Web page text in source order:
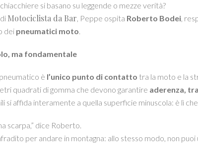
si basano su leggende o mezze verità?
Motociclista da Bar, Peppe ospita Roberto Bodei,
dei pneumatici moto.
ma fondamentale
è l’unico punto di contatto tra la moto e la
quadrati di gomma che devono garantire aderenza,
si affida interamente a quella superficie minuscola: è lì
scarpa,” dice Roberto.
per andare in montagna: allo stesso modo, non